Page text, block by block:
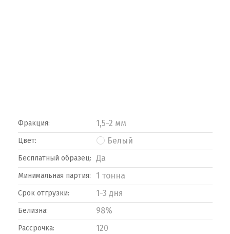
Фракция: 1,5-2 мм
Цвет: Белый
Бесплатный образец: Да
Минимальная партия: 1 тонна
Срок отгрузки: 1-3 дня
Белизна: 98%
Рассрочка: 120